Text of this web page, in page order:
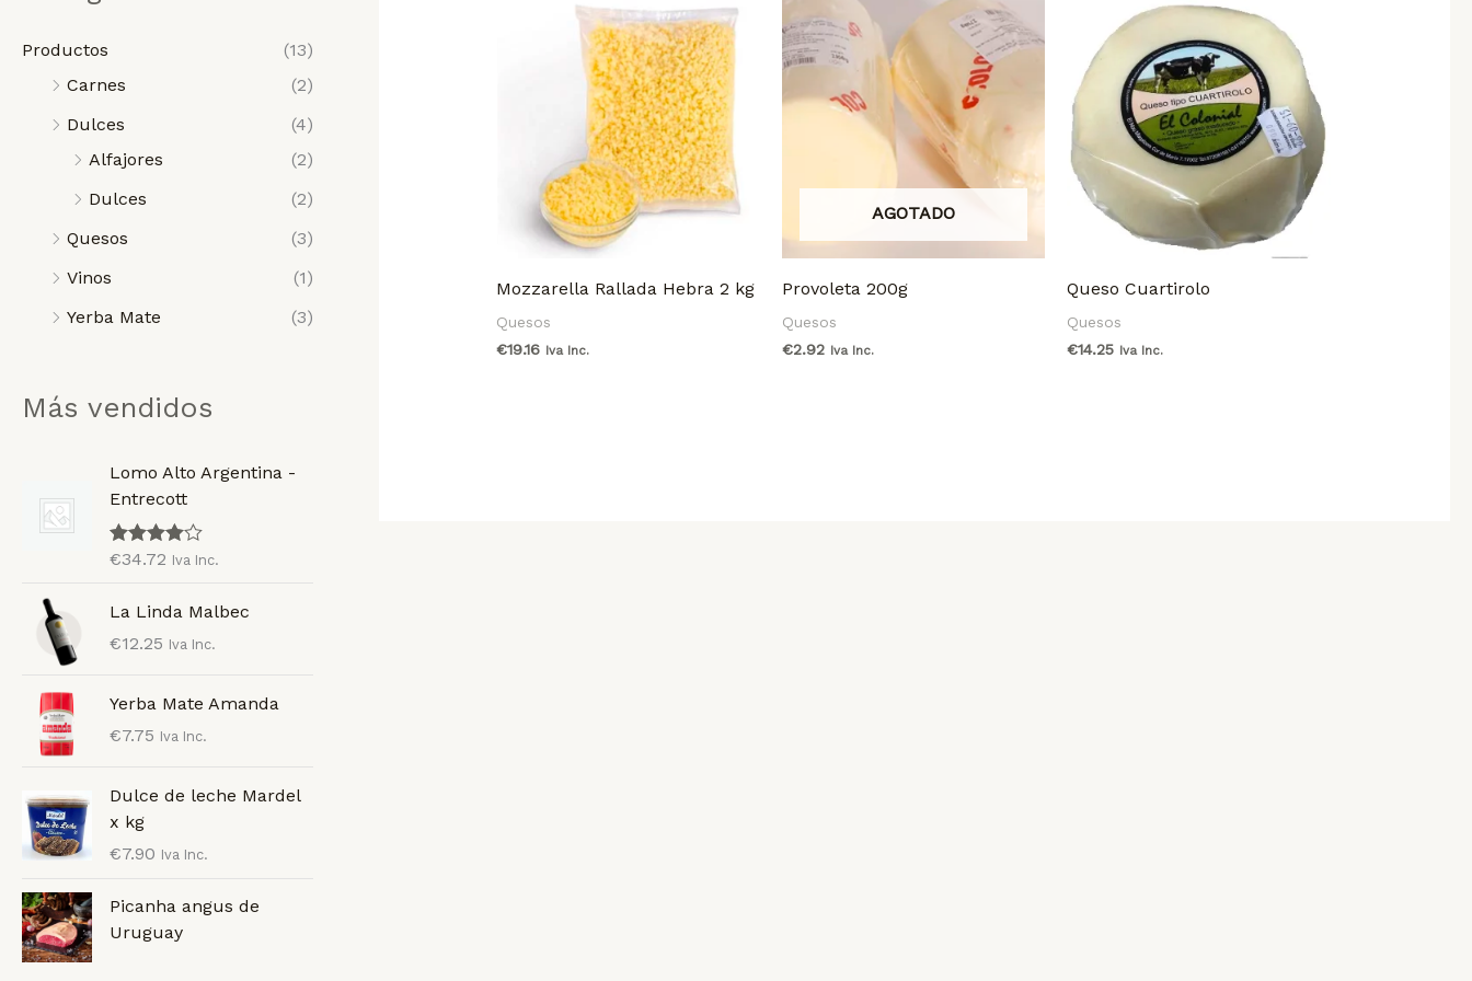
Productos
(13)
Carnes
(2)
Dulces
(4)
Alfajores
(2)
Dulces
(2)
Quesos
(3)
Vinos
(1)
Yerba Mate
(3)
Más vendidos
Lomo Alto Argentina -
Entrecott
Valorado
€34.72 Iva Inc.
La Linda Malbec
€12.25 Iva Inc.
Yerba Mate Amanda
€7.75 Iva Inc.
Dulce de leche Mardel
x kg
€7.90 Iva Inc.
Picanha angus de
Uruguay
Mozzarella Rallada Hebra 2 kg
Quesos
€19.16 Iva Inc.
AGOTADO
Provoleta 200g
Quesos
€2.92 Iva Inc.
Queso Cuartirolo
Quesos
€14.25 Iva Inc.